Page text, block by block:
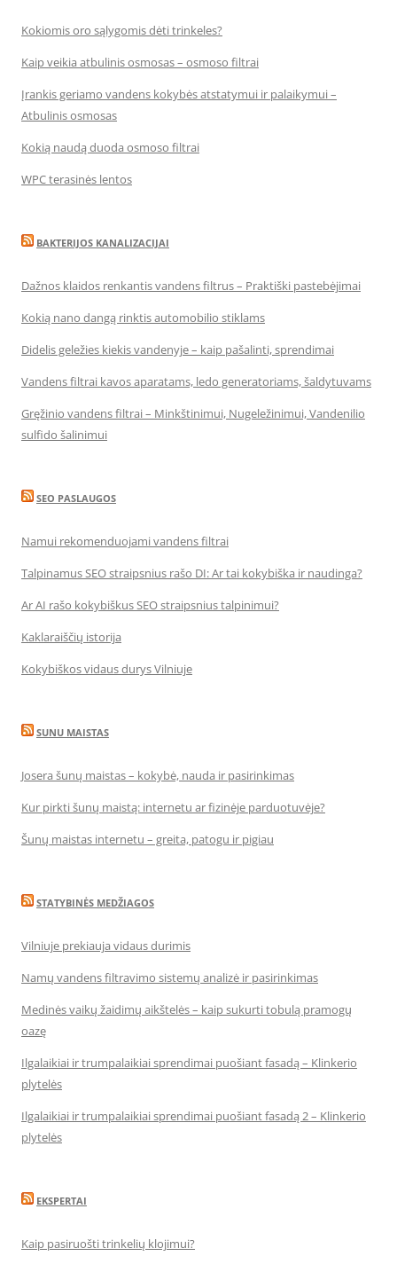
Kokiomis oro sąlygomis dėti trinkeles?
Kaip veikia atbulinis osmosas – osmoso filtrai
Įrankis geriamo vandens kokybės atstatymui ir palaikymui –
Atbulinis osmosas
Kokią naudą duoda osmoso filtrai
WPC terasinės lentos
BAKTERIJOS KANALIZACIJAI
Dažnos klaidos renkantis vandens filtrus – Praktiški pastebėjimai
Kokią nano dangą rinktis automobilio stiklams
Didelis geležies kiekis vandenyje – kaip pašalinti, sprendimai
Vandens filtrai kavos aparatams, ledo generatoriams, šaldytuvams
Gręžinio vandens filtrai – Minkštinimui, Nugeležinimui, Vandenilio
sulfido šalinimui
SEO PASLAUGOS
Namui rekomenduojami vandens filtrai
Talpinamus SEO straipsnius rašo DI: Ar tai kokybiška ir naudinga?
Ar AI rašo kokybiškus SEO straipsnius talpinimui?
Kaklaraiščių istorija
Kokybiškos vidaus durys Vilniuje
SUNU MAISTAS
Josera šunų maistas – kokybė, nauda ir pasirinkimas
Kur pirkti šunų maistą: internetu ar fizinėje parduotuvėje?
Šunų maistas internetu – greita, patogu ir pigiau
STATYBINĖS MEDŽIAGOS
Vilniuje prekiauja vidaus durimis
Namų vandens filtravimo sistemų analizė ir pasirinkimas
Medinės vaikų žaidimų aikštelės – kaip sukurti tobulą pramogų
oazę
Ilgalaikiai ir trumpalaikiai sprendimai puošiant fasadą – Klinkerio
plytelės
Ilgalaikiai ir trumpalaikiai sprendimai puošiant fasadą 2 – Klinkerio
plytelės
EKSPERTAI
Kaip pasiruošti trinkelių klojimui?